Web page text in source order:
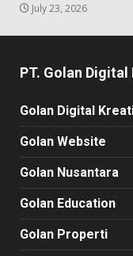
July 23, 2026
PT. Golan
Golan Digital
Golan Website
Golan Nusantara
Golan Education
Golan Properti